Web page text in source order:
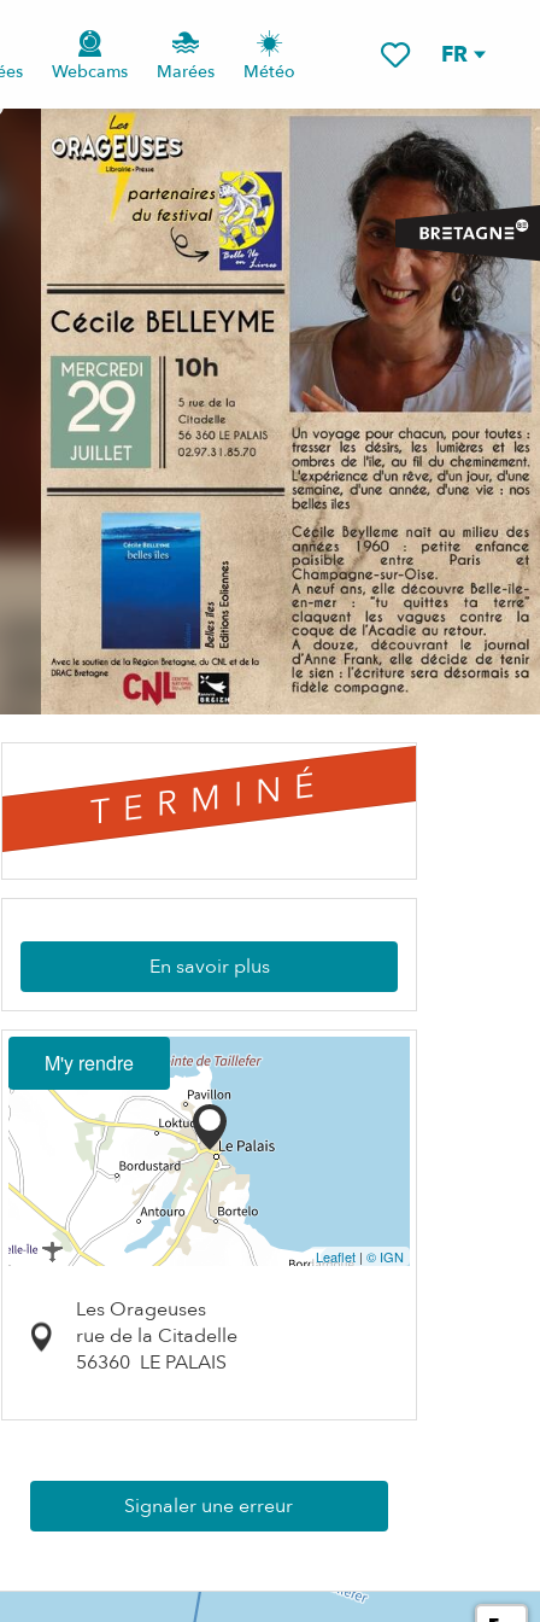
FR
Webcams Marées Météo
TERMINÉ
En savoir plus
M'y rendre
Leaflet | © IGN
Les Orageuses
rue de la Citadelle
56360 LE PALAIS
Signaler une erreur